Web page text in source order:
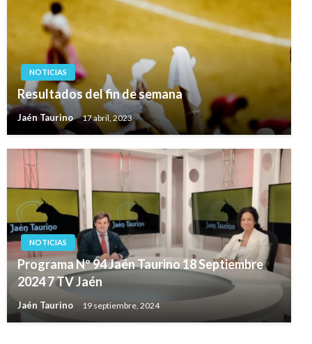
NOTICIAS
Resultados del fin de semana
Jaén Taurino 17 abril, 2023
NOTICIAS
Programa Nº 94 Jaén Taurino 18 Septiembre
2024 7 TV Jaén
Jaén Taurino 19 septiembre, 2024